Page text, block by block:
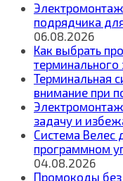
подрядчика
06.08.2026
Как выбрать
терминального
Терминальная
внимание при
задачу и
Система Велес
программном
04.08.2026
Промокоды без